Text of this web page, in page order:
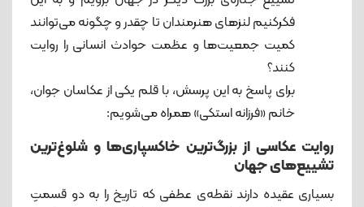
فکرکنیم لنزهای هنرمندان تا چقدر و چگونه می‌توانند
کمیت جمعیت‌ها و عظمت حوادث انسانی را روایت
کنند؟
برای پاسخ به این پرسش، با قلم یکی از عکاسان جوان،
خانم «فرزانه استکی» همراه می‌شویم:
روایت عکاسی از بزرگ‌ترین خاکسپاری‌ها و شلوغ‌ترین
تشییع‌های جهان
بسیاری عقیده دارند نقطه‌ی عطفی که تاریخ را به دو قسمتِ